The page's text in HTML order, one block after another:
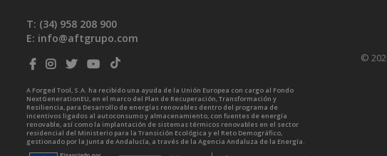
©
T: (34) 958 208 900
E: info@aftgrupo.com
A Forged Tool, S.A. ha recibido una ayuda de la Unión Europea con cargo al Fondo
NextGenerationEU, en el marco del Plan de Recuperación, Transformación y
Resiliencia, para Desarrollo de energías renovables dentro del programa de
incentivos ligados al autoconsumo y almacenamiento, con fuentes de energía
renovable, así como la implantación de sistemas térmicos renovables en el sector
residencial del Ministerio para la Transición Ecológica y el Reto Demográfico,
gestionado por la Junta de Andalucía, a través de la Agencia Andaluza de la Energía.